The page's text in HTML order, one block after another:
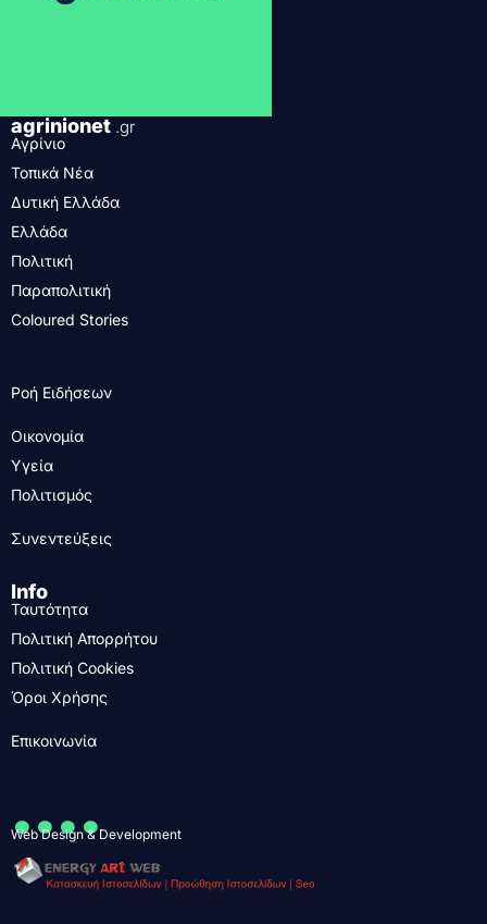
agrinionet .gr
Αγρίνιο
Τοπικά Νέα
Δυτική Ελλάδα
Ελλάδα
Πολιτική
Παραπολιτική
Coloured Stories
Ροή Ειδήσεων
Οικονομία
Υγεία
Πολιτισμός
Συνεντεύξεις
Info
Ταυτότητα
Πολιτική Απορρήτου
Πολιτική Cookies
Όροι Χρήσης
Επικοινωνία
....
Web Design & Development